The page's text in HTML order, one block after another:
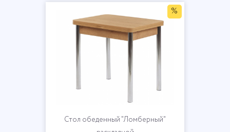
%
Стол обеденный "Ломберный"